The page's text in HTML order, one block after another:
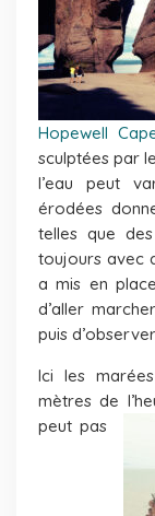
Hopewell
sculptées par
l’eau peut
érodées
telles que
toujours avec
a mis en
d’aller
puis
Ici les
mètres de
peut pas